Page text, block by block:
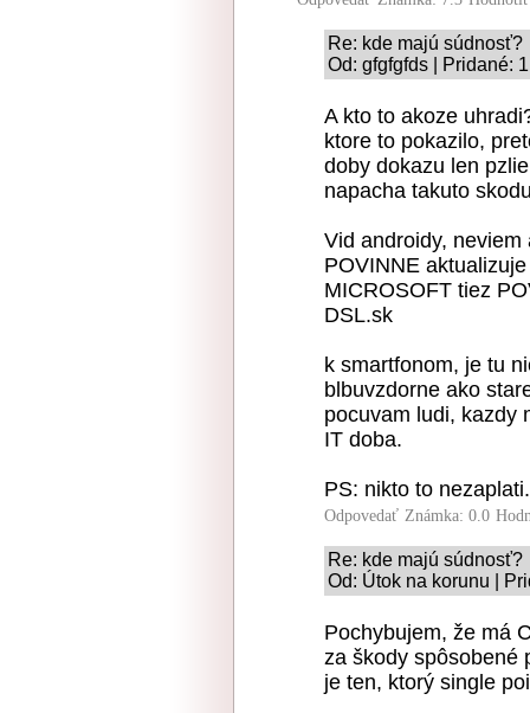
Re: kde majú súdnosť?
Od: gfgfgfds | Pridané:
A kto to akoze
ktore to pokazilo,
doby dokazu len
napacha takuto
Vid androidy,
POVINNE
MICROSOFT tiez
DSL.sk
k smartfonom, je tu
blbuvzdorne ako
pocuvam ludi, kazdy
IT doba.
PS: nikto to
Odpovedať Známka: 0.0
Re: kde majú súdnosť?
Od: Útok na korunu |
Pochybujem, že má
za škody spôsobené
je ten, ktorý single